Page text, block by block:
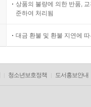
상품의 불량에 의한 반품,
준하여 처리됨
대금 환불 및 환불 지연에
청소년보호정책 도서홍보안내